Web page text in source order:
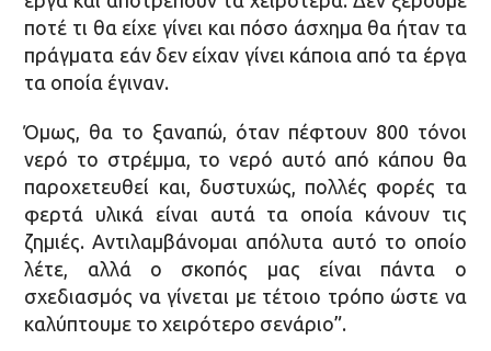
ποτέ τι θα είχε γίνει και πόσο άσχημα θα ήταν τα
πράγματα εάν δεν είχαν γίνει κάποια από τα έργα
τα οποία έγιναν.
Όμως, θα το ξαναπώ, όταν πέφτουν 800 τόνοι
νερό το στρέμμα, το νερό αυτό από κάπου θα
παροχετευθεί και, δυστυχώς, πολλές φορές τα
φερτά υλικά είναι αυτά τα οποία κάνουν τις
ζημιές. Αντιλαμβάνομαι απόλυτα αυτό το οποίο
λέτε, αλλά ο σκοπός μας είναι πάντα ο
σχεδιασμός να γίνεται με τέτοιο τρόπο ώστε να
καλύπτουμε το χειρότερο σενάριο”.